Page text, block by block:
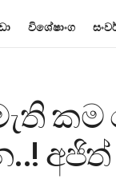
විශේෂාංග
කම